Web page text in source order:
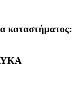
καταστήματος: